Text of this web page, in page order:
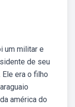
um militar e
de seu
era o filho
américa do